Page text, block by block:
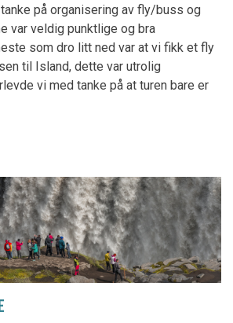
på organisering av fly/buss og
var veldig punktlige og bra
som dro litt ned var at vi fikk et fly
til Island, dette var utrolig
vi med tanke på at turen bare er